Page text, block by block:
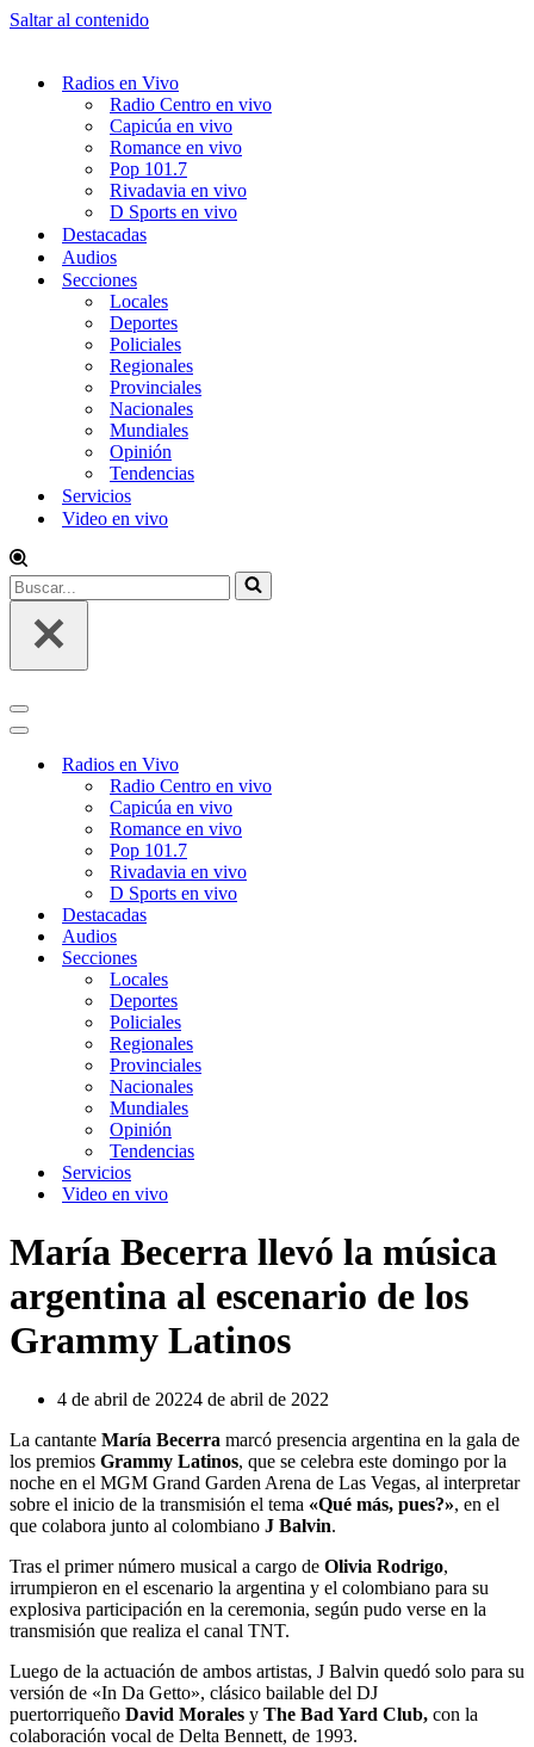
Saltar al contenido
Radios en Vivo
Radio Centro en vivo
Capicúa en vivo
Romance en vivo
Pop 101.7
Rivadavia en vivo
D Sports en vivo
Destacadas
Audios
Secciones
Locales
Deportes
Policiales
Regionales
Provinciales
Nacionales
Mundiales
Opinión
Tendencias
Servicios
Video en vivo
Radios en Vivo
Radio Centro en vivo
Capicúa en vivo
Romance en vivo
Pop 101.7
Rivadavia en vivo
D Sports en vivo
Destacadas
Audios
Secciones
Locales
Deportes
Policiales
Regionales
Provinciales
Nacionales
Mundiales
Opinión
Tendencias
Servicios
Video en vivo
María Becerra llevó la música
argentina al escenario de los
Grammy Latinos
4 de abril de 20224 de abril de 2022
La cantante María Becerra marcó presencia argentina en la gala de
los premios Grammy Latinos, que se celebra este domingo por la
noche en el MGM Grand Garden Arena de Las Vegas, al interpretar
sobre el inicio de la transmisión el tema «Qué más, pues?», en el
que colabora junto al colombiano J Balvin.
Tras el primer número musical a cargo de Olivia Rodrigo,
irrumpieron en el escenario la argentina y el colombiano para su
explosiva participación en la ceremonia, según pudo verse en la
transmisión que realiza el canal TNT.
Luego de la actuación de ambos artistas, J Balvin quedó solo para su
versión de «In Da Getto», clásico bailable del DJ
puertorriqueño David Morales y The Bad Yard Club, con la
colaboración vocal de Delta Bennett, de 1993.